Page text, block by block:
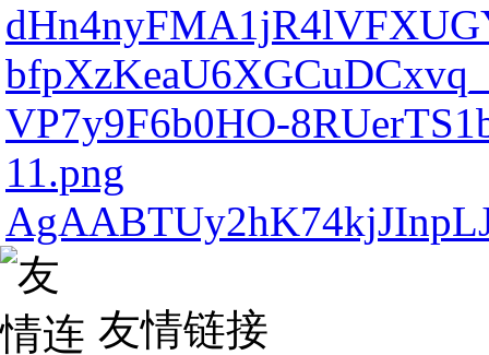
VP7y9F6b0HO-
11.png
友情链接